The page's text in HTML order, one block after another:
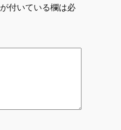
が付いている欄は必